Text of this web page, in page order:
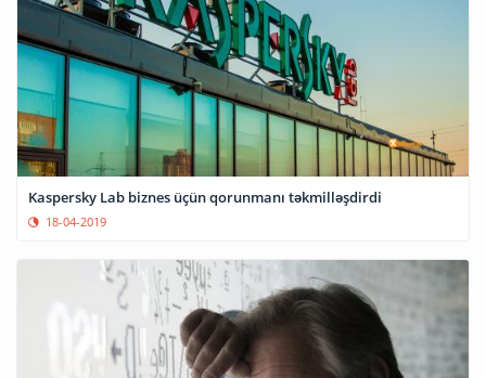
Kaspersky Lab biznes üçün qorunmanı təkmilləşdirdi
18-04-2019